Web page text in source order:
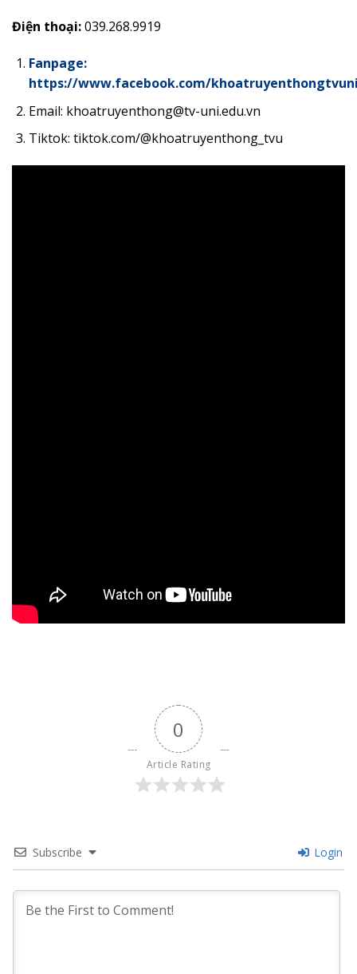
Điện thoại:039.268.9919
Fanpage:
https://www.facebook.com/
Email: khoatruyenthong@tv-uni.edu.vn
Tiktok: tiktok.com/@khoatruyenthong_tvu
0
Article Rating
Subscribe Login